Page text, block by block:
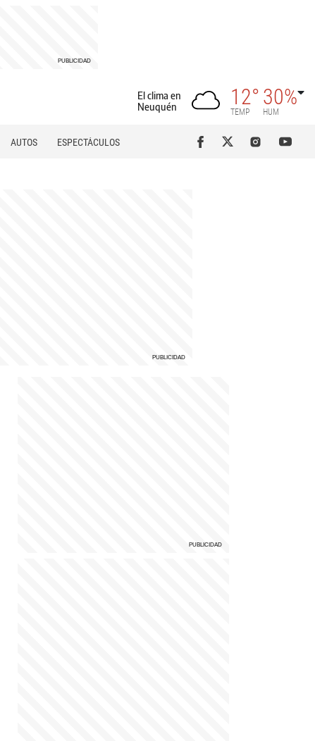
El clima en
Neuquén
12°
TEMP
30%
HUM
AUTOS
ESPECTÁCULOS